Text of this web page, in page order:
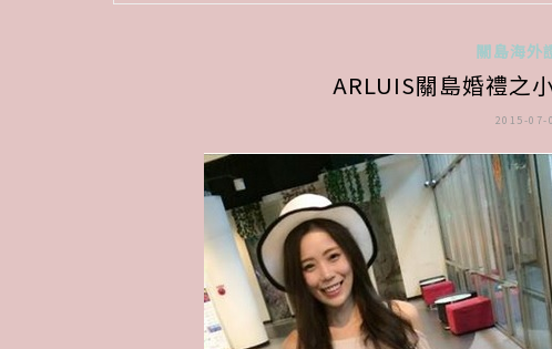
關島海外
ARLUIS關島婚禮之
2015-07-